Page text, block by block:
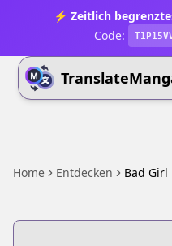
⚡ Zeitlich
Code:
Home Entdecken Bad Girl